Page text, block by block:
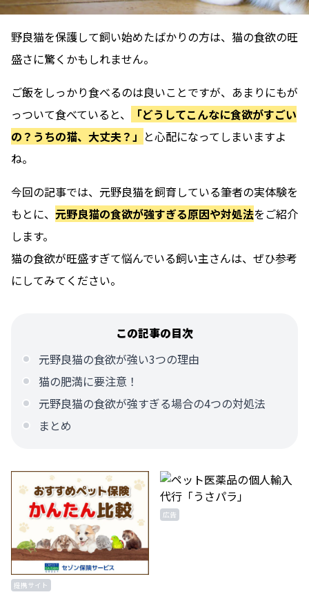
野良猫を保護して飼い始めたばかりの方は、猫の食欲の旺
盛さに驚くかもしれません。
ご飯をしっかり食べるのは良いことですが、あまりにもが
っついて食べていると、
「どうしてこんなに食欲がすごい
の？うちの猫、大丈夫？」 と心配になってしまいますよ
ね。
今回の記事では、元野良猫を飼育している筆者の実体験を
もとに、 元野良猫の食欲が強すぎる原因や対処法をご紹介
します。
猫の食欲が旺盛すぎて悩んでいる飼い主さんは、ぜひ参考
にしてみてください。
この記事の目次
元野良猫の食欲が強い3つの理由
猫の肥満に要注意！
元野良猫の食欲が強すぎる場合の4つの対処法
まとめ
提携サイト
広告